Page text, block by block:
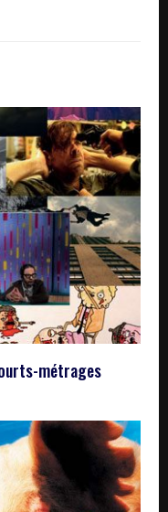
métrages